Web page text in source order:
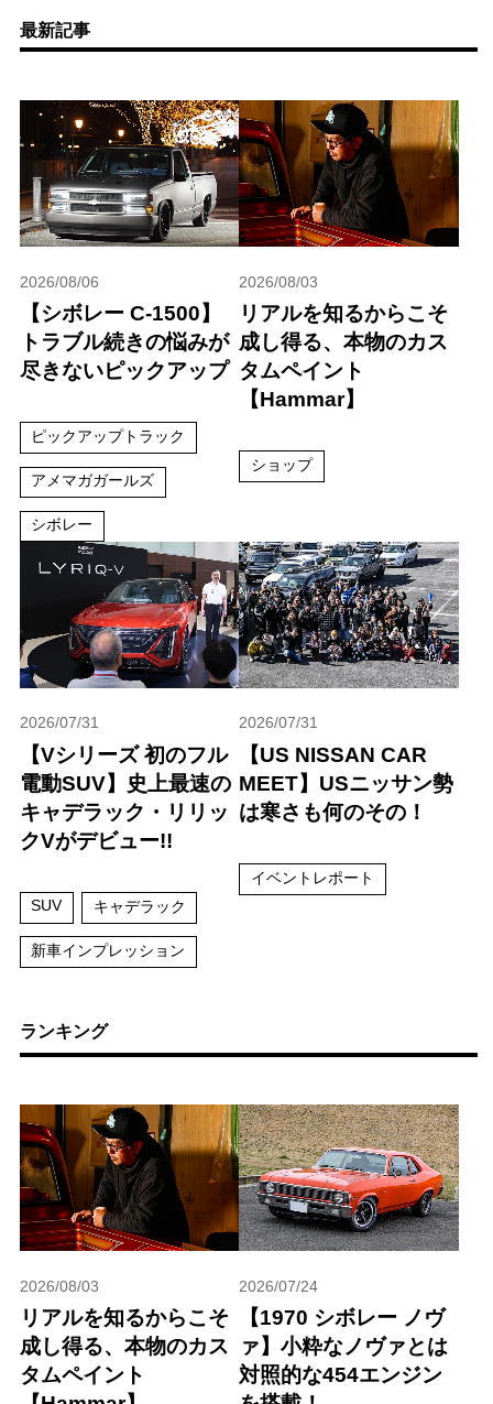
最新記事
2026/08/06
【シボレー C-1500】
トラブル続きの悩みが
尽きないピックアップ
ピックアップトラック
アメマガガールズ
シボレー
2026/08/03
リアルを知るからこそ
成し得る、本物のカス
タムペイント
【Hammar】
ショップ
2026/07/31
【Vシリーズ 初のフル
電動SUV】史上最速の
キャデラック・リリッ
クVがデビュー!!
SUV キャデラック
新車インプレッション
2026/07/31
【US NISSAN CAR
MEET】USニッサン勢
は寒さも何のその！
イベントレポート
ランキング
2026/08/03
リアルを知るからこそ
成し得る、本物のカス
タムペイント
2026/07/24
【1970 シボレー ノヴ
ァ】小粋なノヴァとは
対照的な454エンジン